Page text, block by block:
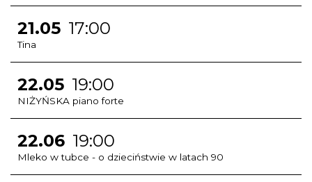
21.05 17:00
Tina
22.05 19:00
NIŻYŃSKA piano forte
22.06 19:00
Mleko w tubce - o dzieciństwie w latach 90